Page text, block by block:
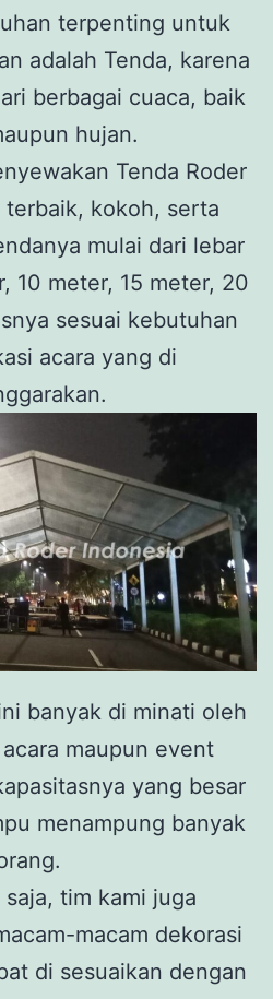
terpenting untuk
adalah Tenda, karena
berbagai cuaca, baik
hujan.
Tenda Roder
kokoh, serta
mulai dari lebar
10 meter, 15 meter, 20
sesuai kebutuhan
acara yang di
banyak di minati oleh
maupun event
yang besar
menampung banyak
tim kami juga
macam dekorasi
di sesuaikan dengan